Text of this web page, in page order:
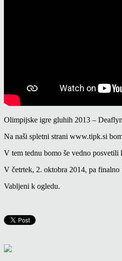
Olimpijske igre gluhih 2013 –
Na naši spletni strani www.tipk.si
V tem tednu bomo še vedno
V četrtek, 2. oktobra 2014, pa
Vabljeni k ogledu.